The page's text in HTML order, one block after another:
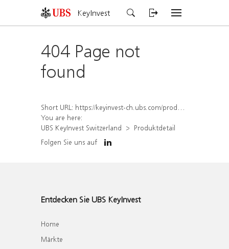
KeyInvest
404 Page not
found
Short URL: https://keyinvest-ch.ubs.com/produkt/detail/index/isin/CH1577912350
You are here:
UBS KeyInvest Switzerland
Produktdetail
Folgen Sie uns auf
Entdecken Sie UBS KeyInvest
Home
Märkte